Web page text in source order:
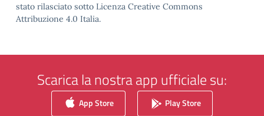
stato rilasciato sotto Licenza Creative Commons
Attribuzione 4.0 Italia.
Scarica la nostra app ufficiale su:
App Store Play Store